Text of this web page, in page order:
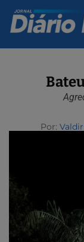
Por: